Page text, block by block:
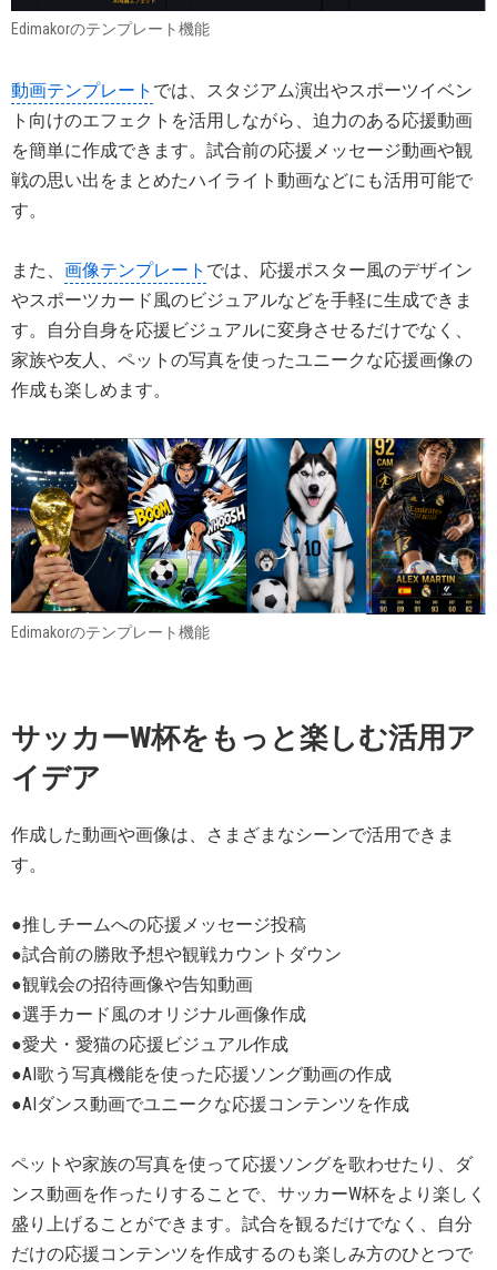
Edimakorのテンプレート機能
動画テンプレート では、スタジアム演出やスポーツイベン
ト向けのエフェクトを活用しながら、迫力のある応援動画
を簡単に作成できます。試合前の応援メッセージ動画や観
戦の思い出をまとめたハイライト動画などにも活用可能で
す。
また、 画像テンプレート では、応援ポスター風のデザイン
やスポーツカード風のビジュアルなどを手軽に生成できま
す。自分自身を応援ビジュアルに変身させるだけでなく、
家族や友人、ペットの写真を使ったユニークな応援画像の
作成も楽しめます。
Edimakorのテンプレート機能
サッカーW杯をもっと楽しむ活用ア
イデア
作成した動画や画像は、さまざまなシーンで活用できま
す。
●推しチームへの応援メッセージ投稿
●試合前の勝敗予想や観戦カウントダウン
●観戦会の招待画像や告知動画
●選手カード風のオリジナル画像作成
●愛犬・愛猫の応援ビジュアル作成
●AI歌う写真機能を使った応援ソング動画の作成
●AIダンス動画でユニークな応援コンテンツを作成
ペットや家族の写真を使って応援ソングを歌わせたり、ダ
ンス動画を作ったりすることで、サッカーW杯をより楽しく
盛り上げることができます。試合を観るだけでなく、自分
だけの応援コンテンツを作成するのも楽しみ方のひとつで